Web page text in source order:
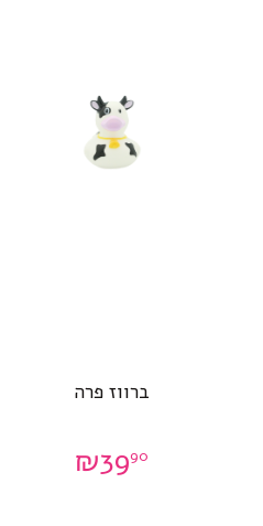
ברווז פרה
₪3990